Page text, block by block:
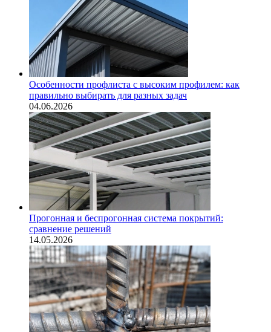
Особенности профлиста с высоким профилем: как
правильно выбирать для разных задач
04.06.2026
Прогонная и беспрогонная система покрытий:
сравнение решений
14.05.2026